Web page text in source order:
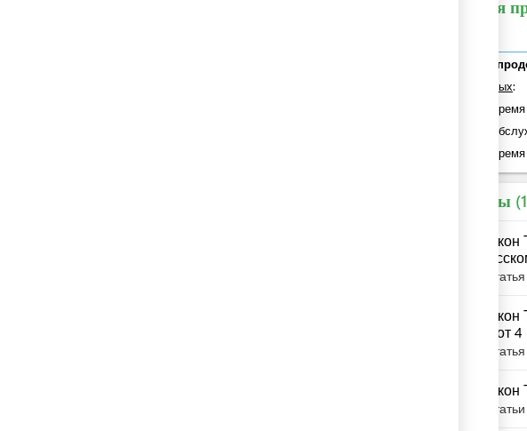
Общая
Общая
из которых:
общее
Время
общее
Законы
Статья
IV от
Статья
Статьи